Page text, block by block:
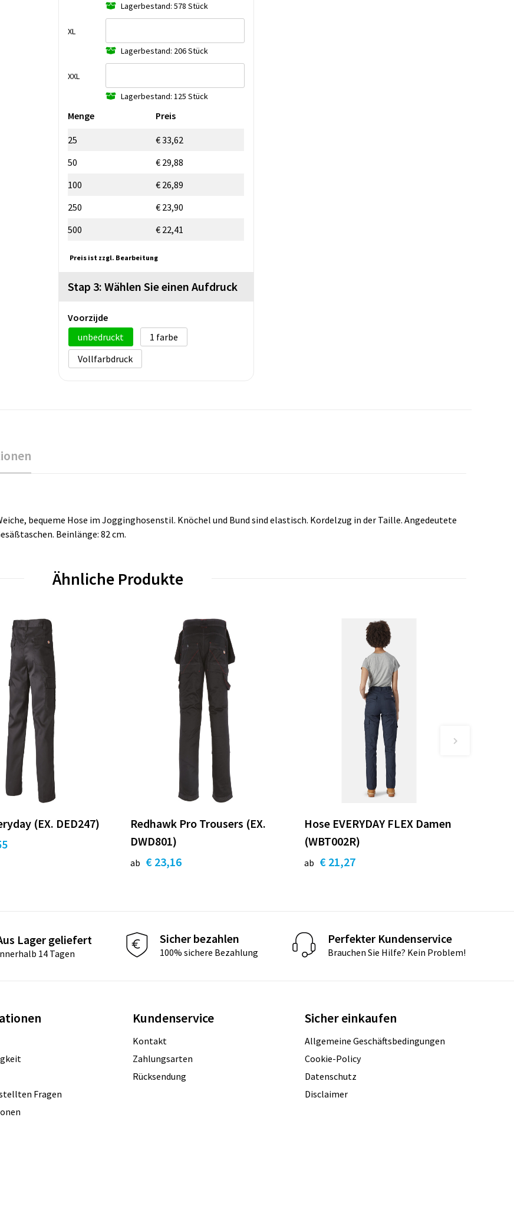
Lagerbestand: 578 Stück
XL
Lagerbestand: 206 Stück
XXL
Lagerbestand: 125 Stück
Menge Preis
25
€ 33,62
50
€ 29,88
100
€ 26,89
250
€ 23,90
500
€ 22,41
Preis ist zzgl. Bearbeitung
Stap 3: Wählen Sie einen Aufdruck
Voorzijde
unbedruckt
1
Vollfarbdruck
bequeme Hose im Jogginghosenstil. Knöchel und Bund sind elastisch. Kordelzug in der Taille. Angedeutete
Beinlänge: 82 cm.
Ähnliche Produkte
(EX. DED247)
Redhawk Pro Trousers (EX.
DWD801)
ab € 23,16
Hose EVERYDAY FLEX Damen
(WBT002R)
ab € 21,27
Lager geliefert
14 Tagen
Sicher bezahlen
100% sichere Bezahlung
Perfekter Kundenservice
Brauchen Sie Hilfe? Kein Problem!
Fragen
Kundenservice
Kontakt
Zahlungsarten
Rücksendung
Sicher einkaufen
Allgemeine Geschäftsbedingungen
Cookie-Policy
Datenschutz
Disclaimer